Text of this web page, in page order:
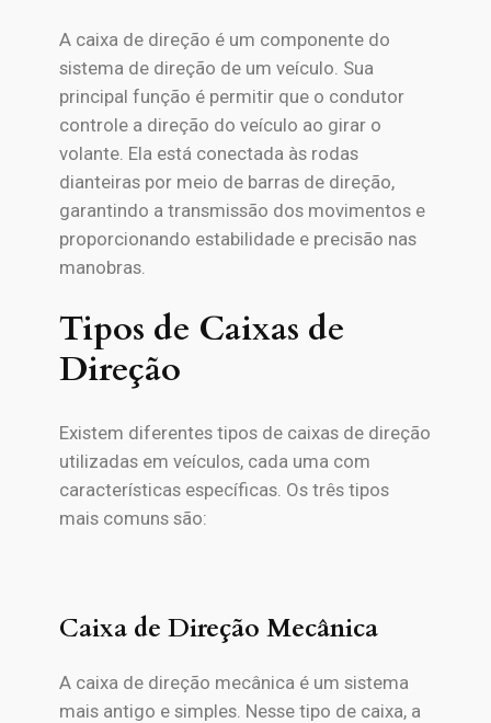
A caixa de direção é um componente do
sistema de direção de um veículo. Sua
principal função é permitir que o condutor
controle a direção do veículo ao girar o
volante. Ela está conectada às rodas
dianteiras por meio de barras de direção,
garantindo a transmissão dos movimentos e
proporcionando estabilidade e precisão nas
manobras.
Tipos de Caixas de
Direção
Existem diferentes tipos de caixas de direção
utilizadas em veículos, cada uma com
características específicas. Os três tipos
mais comuns são:
Caixa de Direção Mecânica
A caixa de direção mecânica é um sistema
mais antigo e simples. Nesse tipo de caixa, a